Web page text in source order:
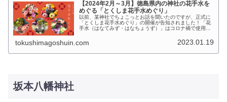
【2024年2月～3月】徳島県内の神社の花手水を
めぐる「とくしま花手水めぐり」
以前、某神社でちょこっとお話を聞いたのですが、正式に
「とくしま花手水めぐり」の開催が告知されました！「花
手水（はなてみず・はなちょうず）」はコロナ禍で使用さ
tokushimagoshuin.com 2023.01.19
坂本八幡神社